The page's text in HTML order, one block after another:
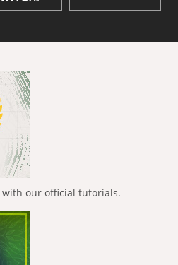
with our official tutorials.